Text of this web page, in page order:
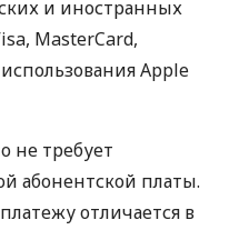
и иностранных
MasterCard,
Apple
не требует
абонентской платы.
отличается в